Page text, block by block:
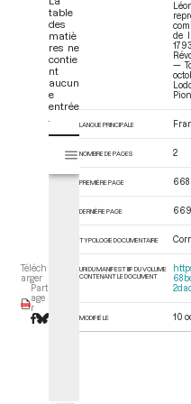
Téléch
arger
Part
age
r
table
des
matiè
res ne
contie
nt
aucun
e
entrée
s
r
Tome LXXVIII - Du 8
de
—
LANGUE PRINCIPALE
NOMBRE DE PAGES 2
PREMIÈRE PAGE 668
DERNIÈRE PAGE 669
TYPOLOGIE DOCUMENTAIRE
URI DU MANIFEST IIIF DU VOLUME
CONTENANT LE DOCUMENT
MODIFIÉ LE 10